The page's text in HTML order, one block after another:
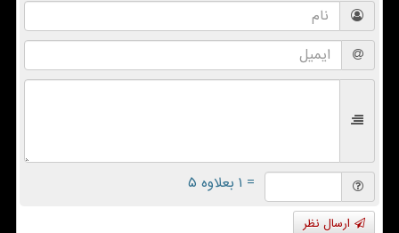
= ۱ بعلاوه ۵
ارسال نظر